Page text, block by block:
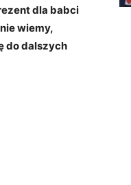
dla babci
wiemy,
do dalszych